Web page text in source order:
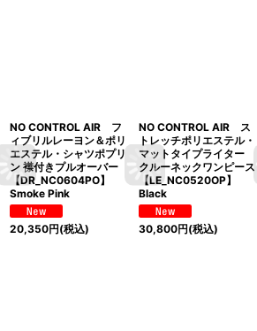
NO CONTROL AIR フ
ィブリルレーヨン＆ポリ
エステル・シャツポプリ
ン 襟付きプルオーバー
【DR_NC0604PO】
Smoke Pink
20,350円(税込)
NO CONTROL AIR ス
トレッチポリエステル・
マットタイプライター
クルーネックワンピース
【LE_NC0520OP】
Black
30,800円(税込)